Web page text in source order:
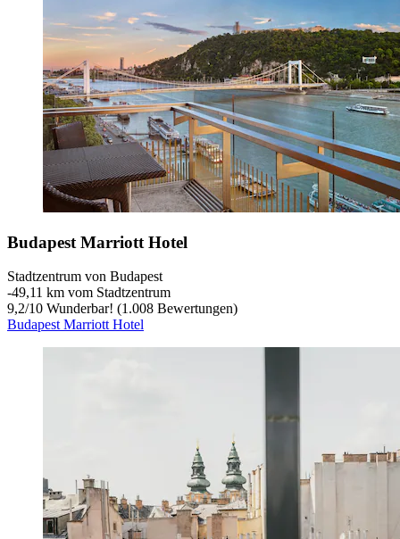
Budapest Marriott Hotel
Stadtzentrum von Budapest
‐49,11 km vom Stadtzentrum
9,2/10 Wunderbar! (1.008 Bewertungen)
Budapest Marriott Hotel